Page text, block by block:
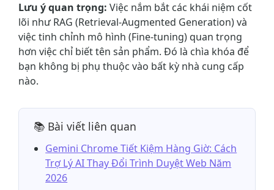
Lưu ý quan trọng: Việc nắm bắt các khái niệm cốt
lõi như RAG (Retrieval-Augmented Generation) và
việc tinh chỉnh mô hình (Fine-tuning) quan trọng
hơn việc chỉ biết tên sản phẩm. Đó là chìa khóa để
bạn không bị phụ thuộc vào bất kỳ nhà cung cấp
nào.
📚 Bài viết liên quan
Gemini Chrome Tiết Kiệm Hàng Giờ: Cách
Trợ Lý AI Thay Đổi Trình Duyệt Web Năm
2026